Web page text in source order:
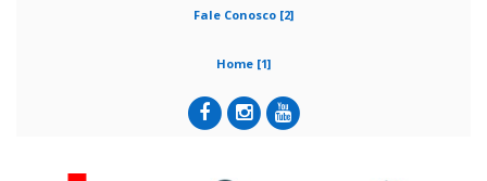
Fale Conosco [2]
Home [1]